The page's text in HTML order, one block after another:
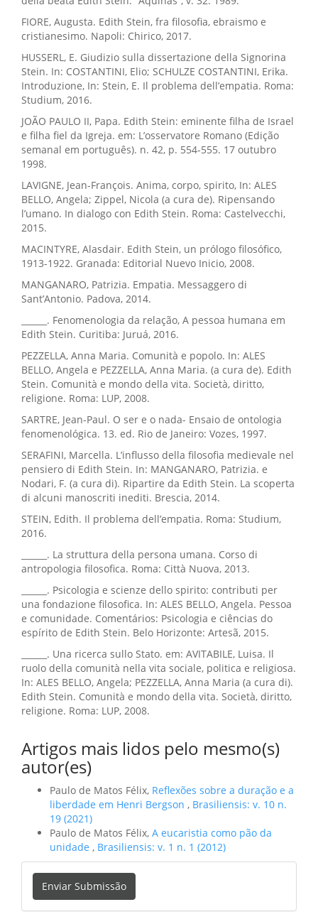
FIORE, Augusta. Edith Stein, fra filosofia, ebraismo e
cristianesimo. Napoli: Chirico, 2017.
HUSSERL, E. Giudizio sulla dissertazione della Signorina
Stein. In: COSTANTINI, Elio; SCHULZE COSTANTINI, Erika.
Introduzione, In: Stein, E. Il problema dell’empatia. Roma:
Studium, 2016.
JOÃO PAULO II, Papa. Edith Stein: eminente filha de Israel
e filha fiel da Igreja. em: L’osservatore Romano (Edição
semanal em português). n. 42, p. 554-555. 17 outubro
1998.
LAVIGNE, Jean-François. Anima, corpo, spirito, In: ALES
BELLO, Angela; Zippel, Nicola (a cura de). Ripensando
l’umano. In dialogo con Edith Stein. Roma: Castelvecchi,
2015.
MACINTYRE, Alasdair. Edith Stein, un prólogo filosófico,
1913-1922. Granada: Editorial Nuevo Inicio, 2008.
MANGANARO, Patrizia. Empatia. Messaggero di
Sant’Antonio. Padova, 2014.
______. Fenomenologia da relação, A pessoa humana em
Edith Stein. Curitiba: Juruá, 2016.
PEZZELLA, Anna Maria. Comunità e popolo. In: ALES
BELLO, Angela e PEZZELLA, Anna Maria. (a cura de). Edith
Stein. Comunità e mondo della vita. Società, diritto,
religione. Roma: LUP, 2008.
SARTRE, Jean-Paul. O ser e o nada- Ensaio de ontologia
fenomenológica. 13. ed. Rio de Janeiro: Vozes, 1997.
SERAFINI, Marcella. L’influsso della filosofia medievale nel
pensiero di Edith Stein. In: MANGANARO, Patrizia. e
Nodari, F. (a cura di). Ripartire da Edith Stein. La scoperta
di alcuni manoscriti inediti. Brescia, 2014.
STEIN, Edith. Il problema dell’empatia. Roma: Studium,
2016.
______. La struttura della persona umana. Corso di
antropologia filosofica. Roma: Città Nuova, 2013.
______. Psicologia e scienze dello spirito: contributi per
una fondazione filosofica. In: ALES BELLO, Angela. Pessoa
e comunidade. Comentários: Psicologia e ciências do
espírito de Edith Stein. Belo Horizonte: Artesã, 2015.
______. Una ricerca sullo Stato. em: AVITABILE, Luisa. Il
ruolo della comunità nella vita sociale, politica e religiosa.
In: ALES BELLO, Angela; PEZZELLA, Anna Maria (a cura di).
Edith Stein. Comunità e mondo della vita. Società, diritto,
religione. Roma: LUP, 2008.
Artigos mais lidos pelo mesmo(s)
autor(es)
Paulo de Matos Félix, Reflexões sobre a duração e a
liberdade em Henri Bergson , Brasiliensis: v. 10 n.
19 (2021)
Paulo de Matos Félix, A eucaristia como pão da
unidade , Brasiliensis: v. 1 n. 1 (2012)
Enviar
Submissão
Enviar Submissão